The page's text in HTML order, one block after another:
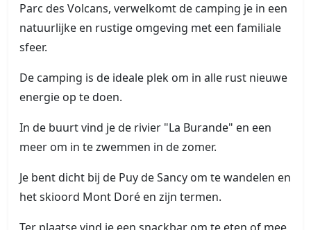
Parc des Volcans, verwelkomt de camping je in een
natuurlijke en rustige omgeving met een familiale
sfeer.
De camping is de ideale plek om in alle rust nieuwe
energie op te doen.
In de buurt vind je de rivier "La Burande" en een
meer om in te zwemmen in de zomer.
Je bent dicht bij de Puy de Sancy om te wandelen en
het skioord Mont Doré en zijn termen.